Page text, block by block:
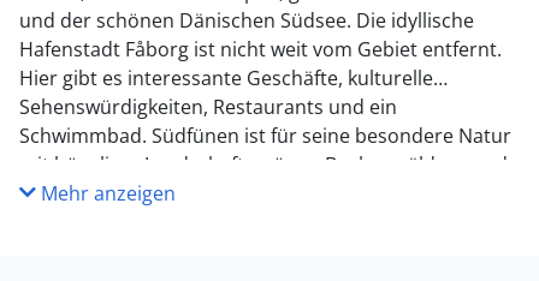
und der schönen Dänischen Südsee. Die idyllische
Hafenstadt Fåborg ist nicht weit vom Gebiet entfernt.
Hier gibt es interessante Geschäfte, kulturelle
Sehenswürdigkeiten, Restaurants und ein
Schwimmbad. Südfünen ist für seine besondere Natur
mit hügeliger Landschaft, grünen Buchenwäldern und
idyllischen Bauernhäusern
Mehr anzeigen